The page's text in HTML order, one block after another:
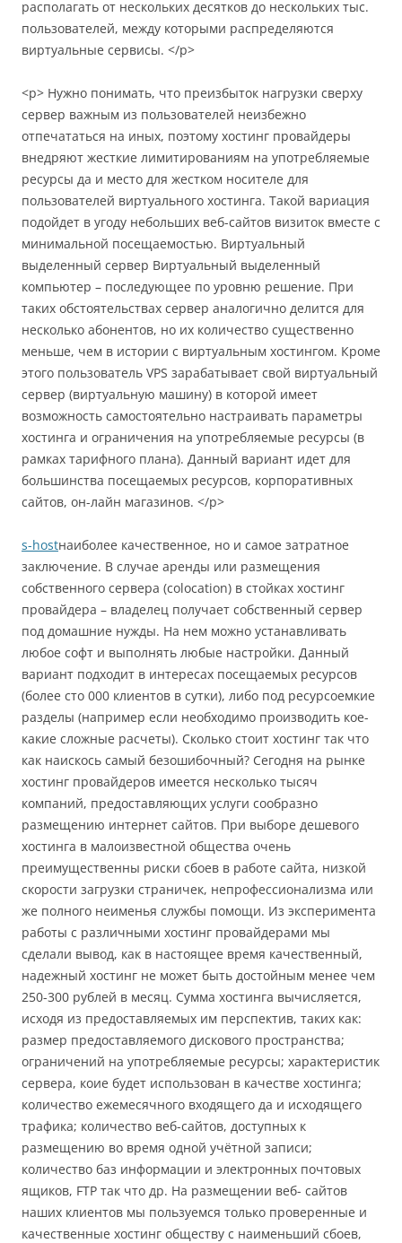
располагать от нескольких десятков до нескольких тыс.
пользователей, между которыми распределяются
виртуальные сервисы. </p>
<p> Нужно понимать, что преизбыток нагрузки сверху
сервер важным из пользователей неизбежно
отпечататься на иных, поэтому хостинг провайдеры
внедряют жесткие лимитированиям на употребляемые
ресурсы да и место для жестком носителе для
пользователей виртуального хостинга. Такой вариация
подойдет в угоду небольших веб-сайтов визиток вместе с
минимальной посещаемостью. Виртуальный
выделенный сервер Виртуальный выделенный
компьютер – последующее по уровню решение. При
таких обстоятельствах сервер аналогично делится для
несколько абонентов, но их количество существенно
меньше, чем в истории с виртуальным хостингом. Кроме
этого пользователь VPS зарабатывает свой виртуальный
сервер (виртуальную машину) в которой имеет
возможность самостоятельно настраивать параметры
хостинга и ограничения на употребляемые ресурсы (в
рамках тарифного плана). Данный вариант идет для
большинства посещаемых ресурсов, корпоративных
сайтов, он-лайн магазинов. </p>
s-hostнаиболее качественное, но и самое затратное
заключение. В случае аренды или размещения
собственного сервера (colocation) в стойках хостинг
провайдера – владелец получает собственный сервер
под домашние нужды. На нем можно устанавливать
любое софт и выполнять любые настройки. Данный
вариант подходит в интересах посещаемых ресурсов
(более сто 000 клиентов в сутки), либо под ресурсоемкие
разделы (например если необходимо производить кое-
какие сложные расчеты). Сколько стоит хостинг так что
как наискось самый безошибочный? Сегодня на рынке
хостинг провайдеров имеется несколько тысяч
компаний, предоставляющих услуги сообразно
размещению интернет сайтов. При выборе дешевого
хостинга в малоизвестной общества очень
преимущественны риски сбоев в работе сайта, низкой
скорости загрузки страничек, непрофессионализма или
же полного неименья службы помощи. Из эксперимента
работы с различными хостинг провайдерами мы
сделали вывод, как в настоящее время качественный,
надежный хостинг не может быть достойным менее чем
250-300 рублей в месяц. Сумма хостинга вычисляется,
исходя из предоставляемых им перспектив, таких как:
размер предоставляемого дискового пространства;
ограничений на употребляемые ресурсы; характеристик
сервера, коие будет использован в качестве хостинга;
количество ежемесячного входящего да и исходящего
трафика; количество веб-сайтов, доступных к
размещению во время одной учётной записи;
количество баз информации и электронных почтовых
ящиков, FTP так что др. На размещении веб- сайтов
наших клиентов мы пользуемся только проверенные и
качественные хостинг обществу с наименьший сбоев,